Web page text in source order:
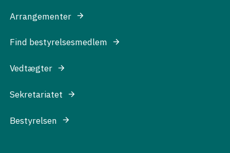
Arrangementer
Find bestyrelsesmedlem
Vedtægter
Sekretariatet
Bestyrelsen